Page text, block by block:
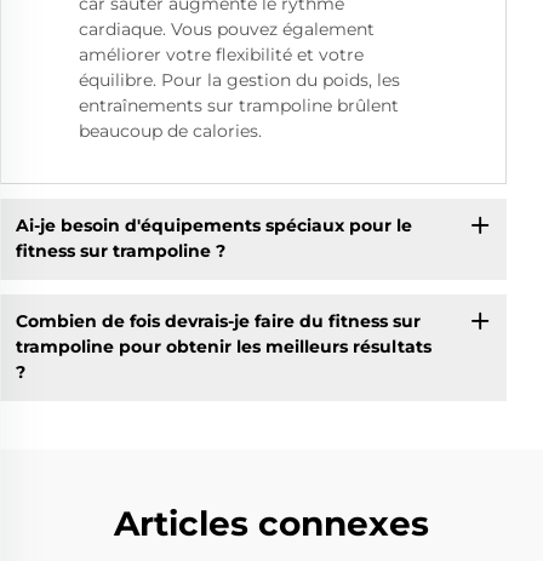
cardiaque. Vous pouvez également
améliorer votre flexibilité et votre
équilibre. Pour la gestion du poids, les
entraînements sur trampoline brûlent
beaucoup de calories.
Ai-je besoin d'équipements spéciaux pour le
fitness sur trampoline ?
Combien de fois devrais-je faire du fitness sur
trampoline pour obtenir les meilleurs résultats
?
Articles connexes